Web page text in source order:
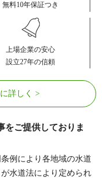
無料10年保証つき
上場企業の安心
設立27年の信頼
詳しく
をご提供しておりま
例により各地域の水道
水道法により定められ